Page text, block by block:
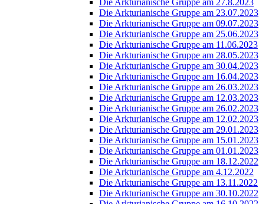
Die Arkturianische Gruppe am 23.07.2023
Die Arkturianische Gruppe am 09.07.2023
Die Arkturianische Gruppe am 25.06.2023
Die Arkturianische Gruppe am 11.06.2023
Die Arkturianische Gruppe am 28.05.2023
Die Arkturianische Gruppe am 30.04.2023
Die Arkturianische Gruppe am 16.04.2023
Die Arkturianische Gruppe am 26.03.2023
Die Arkturianische Gruppe am 12.03.2023
Die Arkturianische Gruppe am 26.02.2023
Die Arkturianische Gruppe am 12.02.2023
Die Arkturianische Gruppe am 29.01.2023
Die Arkturianische Gruppe am 15.01.2023
Die Arkturianische Gruppe am 01.01.2023
Die Arkturianische Gruppe am 18.12.2022
Die Arkturianische Gruppe am 4.12.2022
Die Arkturianische Gruppe am 13.11.2022
Die Arkturianische Gruppe am 30.10.2022